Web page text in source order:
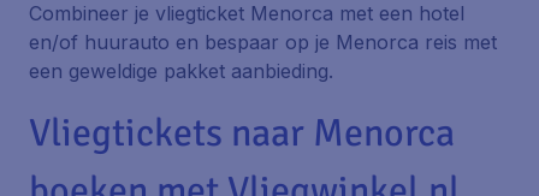
Combineer je vliegticket Menorca met een hotel
en/of huurauto en bespaar op je Menorca reis met
een geweldige pakket aanbieding.
Vliegtickets naar Menorca